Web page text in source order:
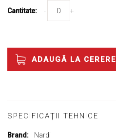
- +
ADAUGĂ LA CERERE
SPECIFICAŢII TEHNICE
Mai
Nardi